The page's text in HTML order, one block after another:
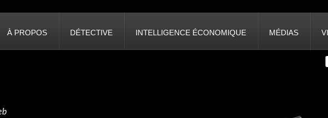
À PROPOS DÉTECTIVE INTELLIGENCE ÉCONOMIQUE MÉDIAS